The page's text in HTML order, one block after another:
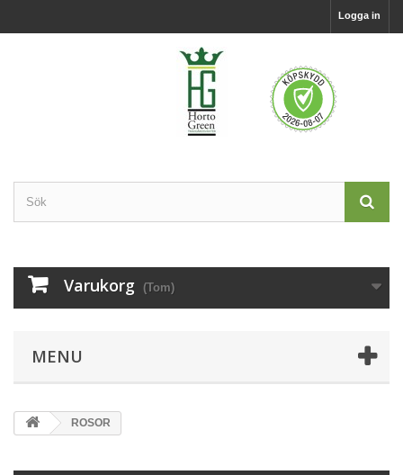
Logga in
Varukorg (Tom)
MENU
ROSOR